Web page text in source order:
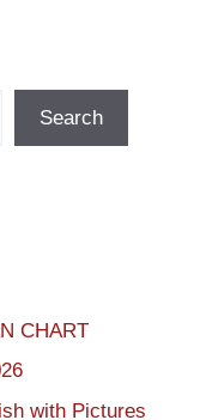
Search
CHART
with Pictures